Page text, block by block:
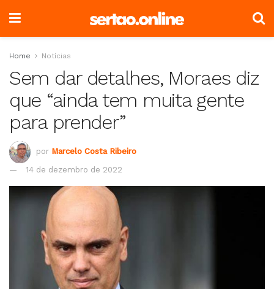
Home Notícias
Sem dar detalhes, Moraes diz
que “ainda tem muita gente
para prender”
por Marcelo Costa Ribeiro
14 de dezembro de 2022